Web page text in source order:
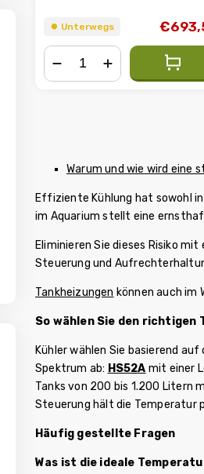
⏺︎ Unterwegs
Warum und wie wird eine
Effiziente Kühlung hat sowohl
im Aquarium stellt eine
Eliminieren Sie dieses Risiko
Steuerung und
Tankheizungen können auch im
So wählen Sie den richtigen
Kühler wählen Sie basierend
Spektrum ab: HS52A mit einer
Tanks von 200 bis 1.200 Litern
Steuerung hält die Temperatur
Häufig gestellte Fragen
Was ist die ideale